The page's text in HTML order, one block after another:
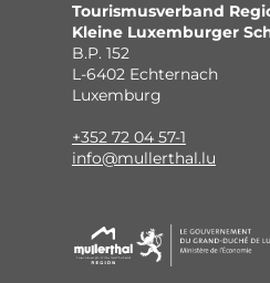
Tourismusverband
Kleine Luxemburger
B.P. 152
L-6402 Echternach
Luxemburg
+352 72 04 57-1
info@mullerthal.lu